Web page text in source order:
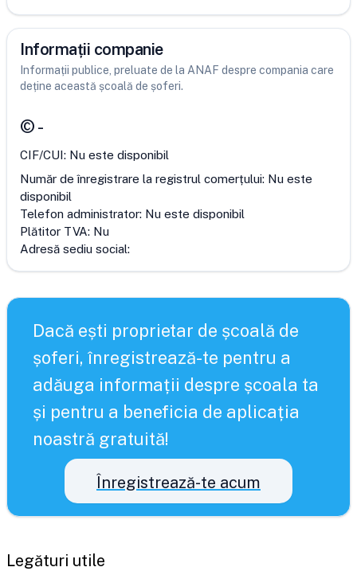
Informații companie
Informații publice, preluate de la ANAF despre compania care
deține această școală de șoferi.
©-
CIF/CUI: Nu este disponibil
Număr de înregistrare la registrul comerțului: Nu este
disponibil
Telefon administrator: Nu este disponibil
Plătitor TVA: Nu
Adresă sediu social:
Dacă ești proprietar de școală de
șoferi, înregistrează-te pentru a
adăuga informații despre școala ta
și pentru a beneficia de aplicația
noastră gratuită!
Înregistrează-te acum
Legături utile